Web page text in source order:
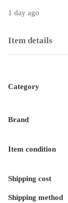
エスニック 民族
ン 羽織 ダウンジ
シ オーバーサイ
さいサイズ 大
ン ミリタリー
ウォッチ クオー
リューム 上下
コン ドライブ デ
里帰り ゆった
カジュアル OL
ーマパーク 婚活
ポーツ スキー
ィネート コーデ
系 ロリータ系
ィング お呼ばれ
1 day ago
Item details
Category
Brand
Item condition
Shipping cost
Shipping method